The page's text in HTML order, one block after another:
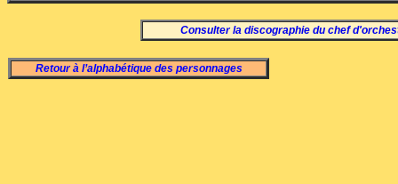
Consulter la discographie du chef
Retour à l’alphabétique des personnages